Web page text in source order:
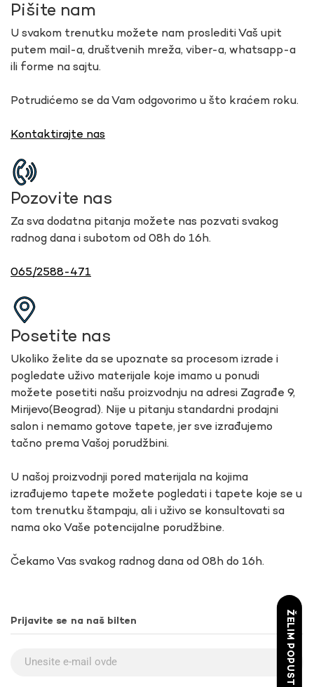
Pišite nam
U svakom trenutku možete nam proslediti Vaš upit
putem mail-a, društvenih mreža, viber-a, whatsapp-a
ili forme na sajtu.
Potrudićemo se da Vam odgovorimo u što kraćem roku.
Kontaktirajte nas
Pozovite nas
Za sva dodatna pitanja možete nas pozvati svakog
radnog dana i subotom od 08h do 16h.
065/2588-471
Posetite nas
Ukoliko želite da se upoznate sa procesom izrade i
pogledate uživo materijale koje imamo u ponudi
možete posetiti našu proizvodnju na adresi Zagrađe 9,
Mirijevo(Beograd). Nije u pitanju standardni prodajni
salon i nemamo gotove tapete, jer sve izrađujemo
tačno prema Vašoj porudžbini.
U našoj proizvodnji pored materijala na kojima
izrađujemo tapete možete pogledati i tapete koje se u
tom trenutku štampaju, ali i uživo se konsultovati sa
nama oko Vaše potencijalne porudžbine.
Čekamo Vas svakog radnog dana od 08h do 16h.
Prijavite se na naš bilten ŽELIM POPUST